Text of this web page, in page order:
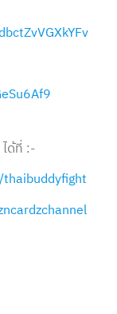
ด้ที่ :-